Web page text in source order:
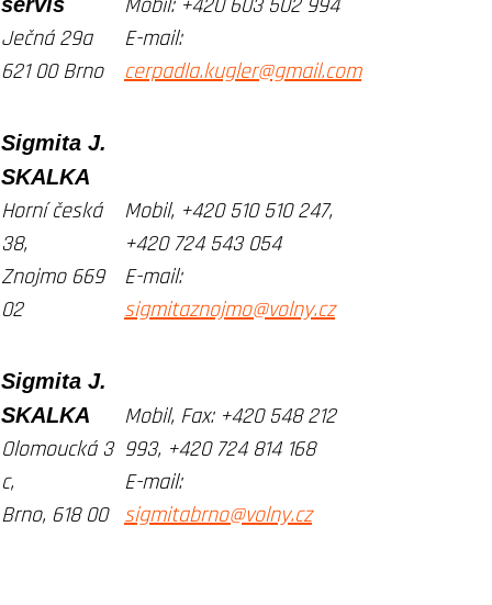
Ječná 29a
621 00 Brno
E-mail:
cerpadla.kugler@gmail.com
Sigmita J.
SKALKA
Horní česká
38,
Znojmo 669
02
Mobil, +420 510 510 247,
+420 724 543 054
E-mail:
sigmitaznojmo@volny.cz
Sigmita J.
SKALKA
Olomoucká 3
c,
Brno, 618 00
Mobil, Fax:+420 548 212
993, +420 724 814 168
E-mail:
sigmitabrno@volny.cz